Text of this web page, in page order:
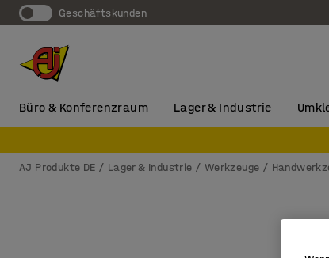
Geschäftskunden
Büro & Konferenzraum Lager & Industrie
AJ Produkte DE Lager & Industrie Werkzeuge